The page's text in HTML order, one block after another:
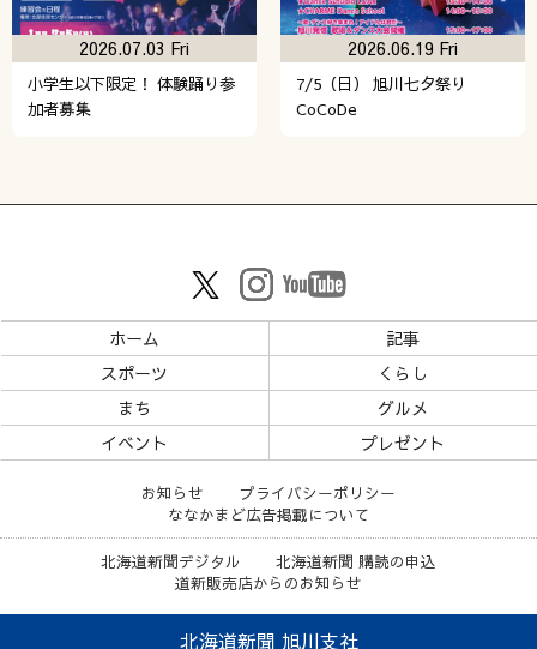
小学生以下限定！ 体験踊り参
加者募集
2026.07.03 Fri
7/5（日） 旭川七夕祭り
CoCoDe
2026.06.19 Fri
ホーム
記事
スポーツ
くらし
まち
グルメ
イベント
プレゼント
お知らせ
プライバシーポリシー
ななかまど広告掲載について
北海道新聞デジタル
北海道新聞 購読の申込
道新販売店からのお知らせ
北海道新聞 旭川支社